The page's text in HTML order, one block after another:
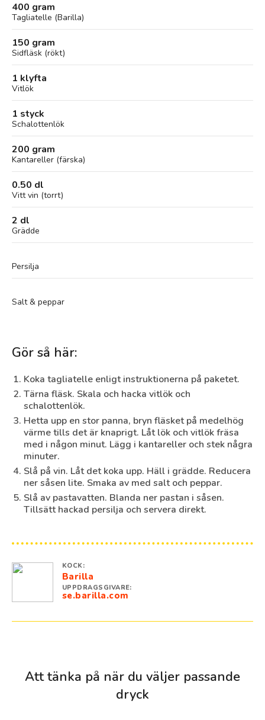
400 gram
Tagliatelle (Barilla)
150 gram
Sidfläsk (rökt)
1 klyfta
Vitlök
1 styck
Schalottenlök
200 gram
Kantareller (färska)
0.50 dl
Vitt vin (torrt)
2 dl
Grädde
Persilja
Salt & peppar
Gör så här:
Koka tagliatelle enligt instruktionerna på paketet.
Tärna fläsk. Skala och hacka vitlök och
schalottenlök.
Hetta upp en stor panna, bryn fläsket på medelhög
värme tills det är knaprigt. Låt lök och vitlök fräsa
med i någon minut. Lägg i kantareller och stek några
minuter.
Slå på vin. Låt det koka upp. Häll i grädde. Reducera
ner såsen lite. Smaka av med salt och peppar.
Slå av pastavatten. Blanda ner pastan i såsen.
Tillsätt hackad persilja och servera direkt.
KOCK:
Barilla
UPPDRAGSGIVARE:
se.barilla.com
Att tänka på när du väljer passande
dryck